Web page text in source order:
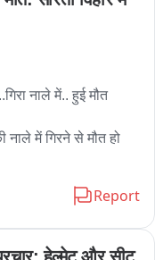
नाले में.. हुई मौत
नाले में गिरने से मौत हो
के बाद.. पानी का फ्लो Report